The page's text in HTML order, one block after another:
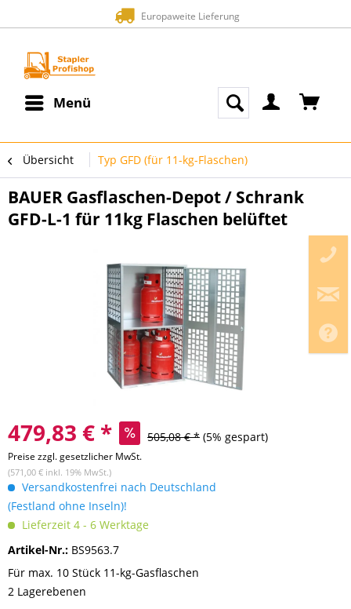
Europaweite Lieferung
Menü
Übersicht Typ GFD (für 11-kg-Flaschen)
BAUER Gasflaschen-Depot / Schrank
GFD-L-1 für 11kg Flaschen belüftet
479,83 € * 505,08 € * (5% gespart)
Preise zzgl. gesetzlicher MwSt.
(571,00 € inkl. 19% MwSt.)
Versandkostenfrei nach Deutschland
(Festland ohne Inseln)!
Lieferzeit 4 - 6 Werktage
Artikel-Nr.: BS9563.7
Für max. 10 Stück 11-kg-Gasflaschen
2 Lagerebenen